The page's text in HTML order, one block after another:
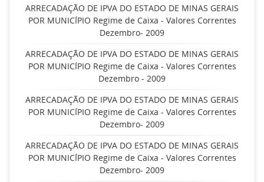
ARRECADAÇÃO DE IPVA DO ESTADO DE MINAS GERAIS
POR MUNICÍPIO Regime de Caixa - Valores Correntes
Dezembro- 2009
ARRECADAÇÃO DE IPVA DO ESTADO DE MINAS GERAIS
POR MUNICÍPIO Regime de Caixa - Valores Correntes
Dezembro - 2009
ARRECADAÇÃO DE IPVA DO ESTADO DE MINAS GERAIS
POR MUNICÍPIO Regime de Caixa - Valores Correntes
Dezembro- 2009
ARRECADAÇÃO DE IPVA DO ESTADO DE MINAS GERAIS
POR MUNICÍPIO Regime de Caixa - Valores Correntes
Dezembro- 2009